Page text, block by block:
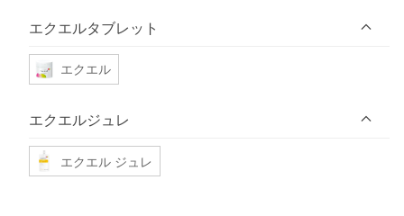
エクエルタブレット
エクエル
エクエルジュレ
エクエル ジュレ